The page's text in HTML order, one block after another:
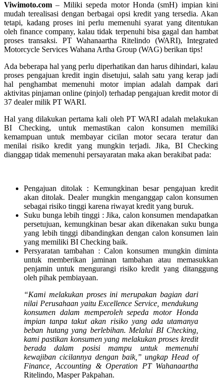
Viwimoto.com – Miliki sepeda motor Honda (smH) impian kini
mudah terealisasi dengan berbagai opsi kredit yang tersedia. Akan
tetapi, kadang proses ini perlu memenuhi syarat yang ditentukan
oleh finance company, kalau tidak terpenuhi bisa gagal dan hambat
proses transaksi. PT Wahanaartha Ritelindo (WARI), Integrated
Motorcycle Services Wahana Artha Group (WAG) berikan tips!
Ada beberapa hal yang perlu diperhatikan dan harus dihindari, kalau
proses pengajuan kredit ingin disetujui, salah satu yang kerap jadi
hal penghambat memenuhi motor impian adalah dampak dari
aktivitas pinjaman online (pinjol) terhadap pengajuan kredit motor di
37 dealer milik PT WARI.
Hal yang dilakukan pertama kali oleh PT WARI adalah melakukan
BI Checking, untuk memastikan calon konsumen memiliki
kemampuan untuk membayar cicilan motor secara teratur dan
menilai risiko kredit yang mungkin terjadi. Jika, BI Checking
dianggap tidak memenuhi persayaratan maka akan berakibat pada:
Pengajuan ditolak : Kemungkinan besar pengajuan kredit
akan ditolak. Dealer mungkin menganggap calon konsumen
sebagai risiko tinggi karena riwayat kredit yang buruk.
Suku bunga lebih tinggi : Jika, calon konsumen mendapatkan
persetujuan, kemungkinan besar akan dikenakan suku bunga
yang lebih tinggi dibandingkan dengan calon konsumen lain
yang memiliki BI Checking baik.
Persyaratan tambahan : Calon konsumen mungkin diminta
untuk memberikan jaminan tambahan atau memasukkan
penjamin untuk mengurangi risiko kredit yang ditanggung
oleh pihak pembiayaan.
“Kami melakukan proses ini merupakan bagian dari
nilai Perusahaan yaitu Excellence Service, mendukung
konsumen dalam memperoleh sepeda motor Honda
impian tanpa takut akan risiko yang ada utamanya
beban hutang yang berlebihan. Melalui BI Checking,
kami pastikan konsumen yang melakukan proses kredit
berada dalam posisi mampu untuk memenuhi
kewajiban cicilannya dengan baik,” ungkap Head of
Finance, Accounting & Operation PT Wahanaartha
Ritelindo, Masper Pakpahan.